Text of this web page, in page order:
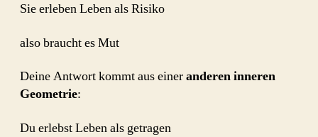
Sie erleben Leben als Risiko
also braucht es Mut
Deine Antwort kommt aus eineranderen inneren
Geometrie:
Du erlebst Leben als getragen